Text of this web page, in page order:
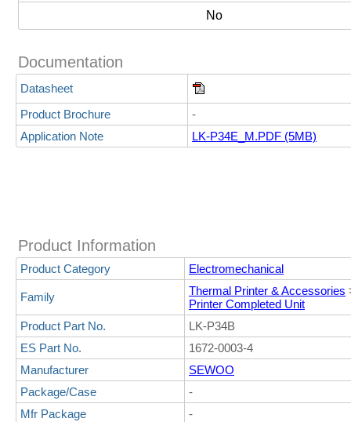
No
Documentation
Datasheet
Product Brochure
-
Application Note
LK-P34E_M.PDF (5MB)
Product Information
Product Category Electromechanical
Family Thermal Printer & Accessories
Printer Completed Unit
Product Part No.
LK-P34B
ES Part No.
1672-0003-4
Manufacturer
SEWOO
Package/Case
-
Mfr Package
-